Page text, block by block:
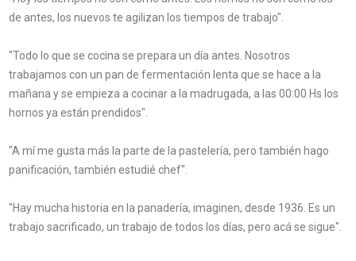
de antes, los nuevos te agilizan los tiempos de trabajo".
"Todo lo que se cocina se prepara un día antes. Nosotros
trabajamos con un pan de fermentación lenta que se hace a la
mañana y se empieza a cocinar a la madrugada, a las 00:00 Hs los
hornos ya están prendidos".
"A mí me gusta más la parte de la pastelería, pero también hago
panificación, también estudié chef".
"Hay mucha historia en la panadería, imaginen, desde 1936. Es un
trabajo sacrificado, un trabajo de todos los días, pero acá se sigue".